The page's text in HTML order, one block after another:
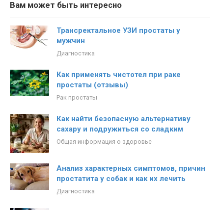
Вам может быть интересно
Трансректальное УЗИ простаты у
мужчин
Диагностика
Как применять чистотел при раке
простаты (отзывы)
Рак простаты
Как найти безопасную альтернативу
сахару и подружиться со сладким
Общая информация о здоровье
Анализ характерных симптомов, причин
простатита у собак и как их лечить
Диагностика